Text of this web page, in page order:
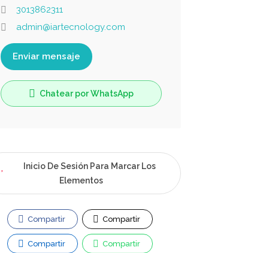
3013862311
admin@iartecnology.com
Enviar mensaje
Chatear por WhatsApp
Inicio De Sesión Para Marcar Los
Elementos
Compartir Compartir
Compartir Compartir